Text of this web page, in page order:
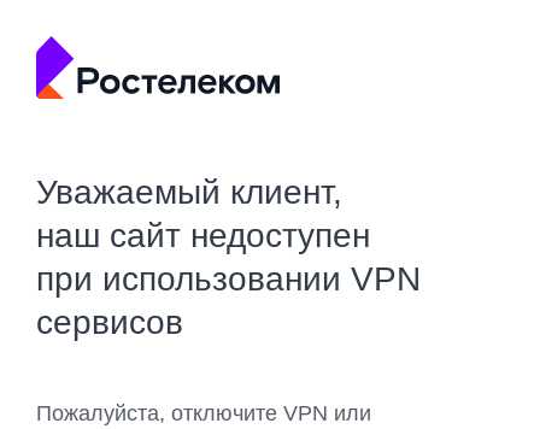
Уважаемый клиент,
наш сайт недоступен
при использовании VPN
сервисов
Пожалуйста, отключите VPN или